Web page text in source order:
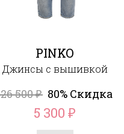
PINKO
Джинсы с вышивкой
26 500₽ 80% Скидка
5 300₽